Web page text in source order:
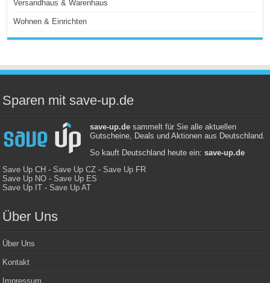
Versandhaus & Warenhaus
Wohnen & Einrichten
Sparen mit save-up.de
save-up.desammelt für Sie alle aktuellen
Gutscheine, Deals und Aktionen aus Deutschland.
So kauft Deutschland heute ein: save-up.de
Save Up CH -Save Up CZ -Save Up FR
Save Up NO -Save Up ES
Save Up IT -Save Up AT
Über Uns
Über Uns
Kontakt
Impressum